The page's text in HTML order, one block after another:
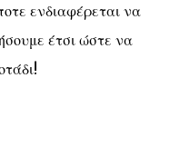
ενδιαφέρεται να
έτσι ώστε να